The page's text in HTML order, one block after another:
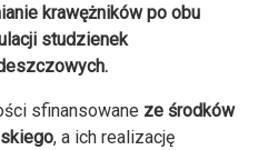
krawężników po obu
studzienek
sfinansowane ze środków
, a ich realizację